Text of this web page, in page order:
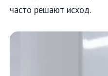
часто решают исход.